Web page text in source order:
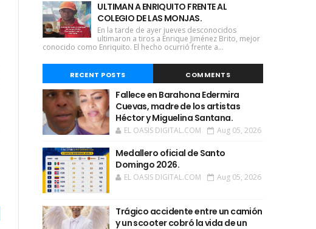
ULTIMAN A ENRIQUITO FRENTE AL
COLEGIO DE LAS MONJAS.
En la tarde de ayer jueves desconocidos
ultimaron a tiros a Enrique Jiménez Brito, mejor
conocido como Enriquito. El hecho ocurrió frente a...
RECENT POSTS COMMENTS
Fallece en Barahona Edermira
Cuevas, madre de los artistas
Héctor y Miguelina Santana.
EL OASIS DIGITAL.COM Aug 05, 2026
Medallero oficial de Santo
Domingo 2026.
EL OASIS DIGITAL.COM Aug 05, 2026
Trágico accidente entre un camión
y un scooter cobró la vida de un